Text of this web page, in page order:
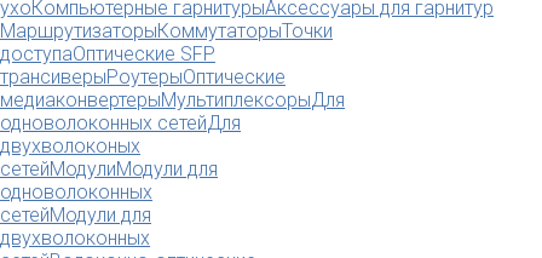
ухоКомпьютерные гарнитурыАксессуары для гарнитур
МаршрутизаторыКоммутаторыТочки
доступаОптические SFP
трансиверыРоутерыОптические
медиаконвертерыМультиплексорыДля
одноволоконных сетейДля
двухволоконых
сетейМодулиМодули для
одноволоконных
сетейМодули для
двухволоконных